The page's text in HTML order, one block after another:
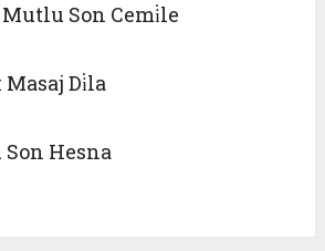
Son Cemi̇le
Di̇la
Hesna